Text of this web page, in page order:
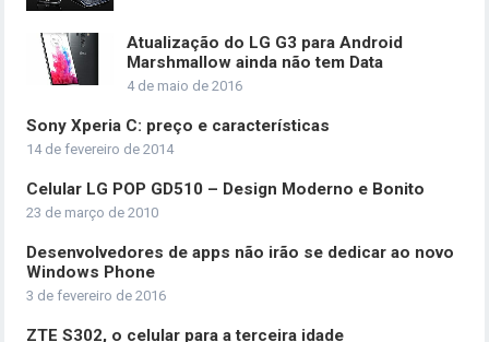
Atualização do LG G3 para Android
Marshmallow ainda não tem Data
4 de maio de 2016
Sony Xperia C: preço e características
14 de fevereiro de 2014
Celular LG POP GD510 – Design Moderno e Bonito
23 de março de 2010
Desenvolvedores de apps não irão se dedicar ao novo
Windows Phone
3 de fevereiro de 2016
ZTE S302, o celular para a terceira idade